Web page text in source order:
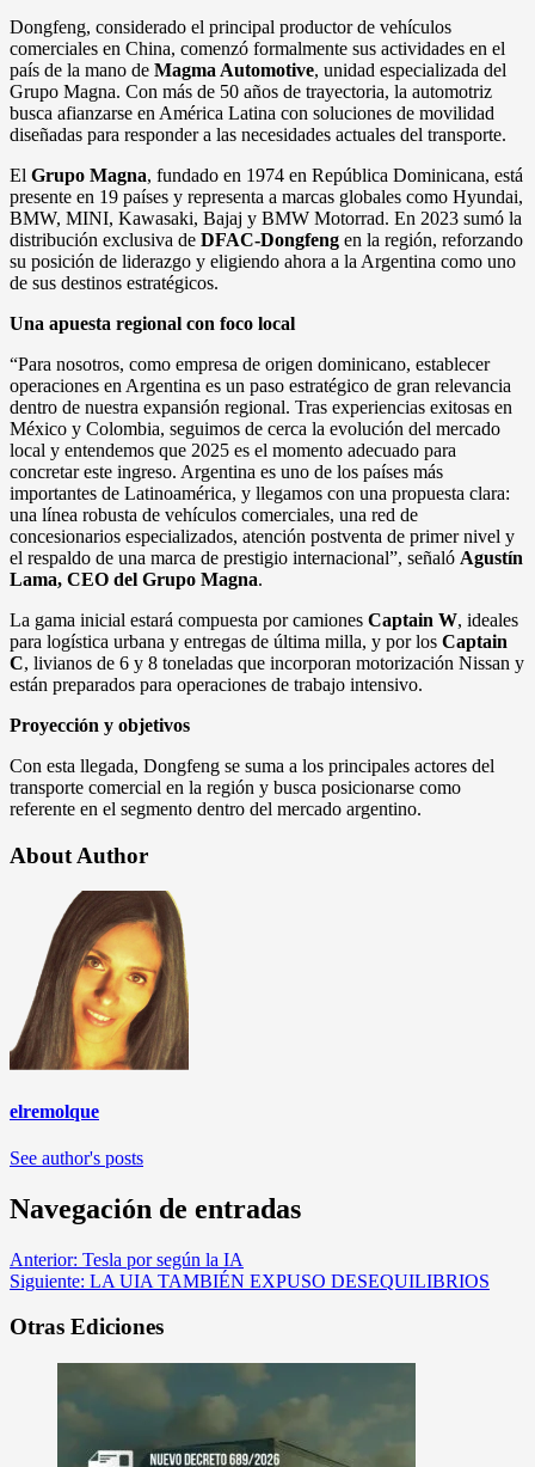
Dongfeng, considerado el principal productor de vehículos
comerciales en China, comenzó formalmente sus actividades en el
país de la mano de Magma Automotive, unidad especializada del
Grupo Magna. Con más de 50 años de trayectoria, la automotriz
busca afianzarse en América Latina con soluciones de movilidad
diseñadas para responder a las necesidades actuales del transporte.
El Grupo Magna, fundado en 1974 en República Dominicana, está
presente en 19 países y representa a marcas globales como Hyundai,
BMW, MINI, Kawasaki, Bajaj y BMW Motorrad. En 2023 sumó la
distribución exclusiva de DFAC-Dongfeng en la región, reforzando
su posición de liderazgo y eligiendo ahora a la Argentina como uno
de sus destinos estratégicos.
Una apuesta regional con foco local
“Para nosotros, como empresa de origen dominicano, establecer
operaciones en Argentina es un paso estratégico de gran relevancia
dentro de nuestra expansión regional. Tras experiencias exitosas en
México y Colombia, seguimos de cerca la evolución del mercado
local y entendemos que 2025 es el momento adecuado para
concretar este ingreso. Argentina es uno de los países más
importantes de Latinoamérica, y llegamos con una propuesta clara:
una línea robusta de vehículos comerciales, una red de
concesionarios especializados, atención postventa de primer nivel y
el respaldo de una marca de prestigio internacional”, señaló Agustín
Lama, CEO del Grupo Magna.
La gama inicial estará compuesta por camiones Captain W, ideales
para logística urbana y entregas de última milla, y por los Captain
C, livianos de 6 y 8 toneladas que incorporan motorización Nissan y
están preparados para operaciones de trabajo intensivo.
Proyección y objetivos
Con esta llegada, Dongfeng se suma a los principales actores del
transporte comercial en la región y busca posicionarse como
referente en el segmento dentro del mercado argentino.
About Author
elremolque
See author's posts
Navegación de entradas
Anterior: Tesla por según la IA
Siguiente: LA UIA TAMBIÉN EXPUSO DESEQUILIBRIOS
Otras Ediciones